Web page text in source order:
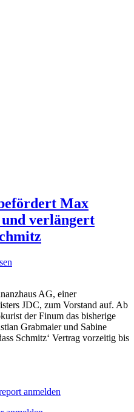
Max
verlängert
AG, einer
JDC, zum Vorstand auf. Ab
der Finum das bisherige
Grabmaier und Sabine
Schmitz‘ Vertrag vorzeitig bis